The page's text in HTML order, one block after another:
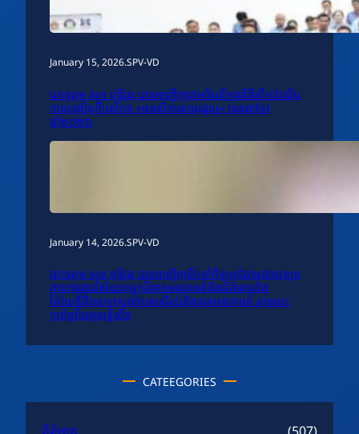
January 15, 2026.SPV-VD
ឯកឧត្តម សុខ ពុទ្ធិវុធ បានអញ្ជើញជាអធិបតីក្នុងពិធីបើកដំណើរ
ការបង្រៀនក្លឹបសិក្សា «មនសិការពលរដ្ឋល្អ» ខេត្តតាកែវ
ឆ្នាំ២០២៦
January 14, 2026.SPV-VD
ឯកឧត្តម សុខ ពុទ្ធិវុធ បានអញ្ជើញដឹកនាំកិច្ចប្រជុំតាមដានវឌ្ឍន
ភាពការងារវិស័យបច្ចេកវិទ្យាគមនាគមន៍និងព័ត៌មាននិង
វិស័យឌីជីថលក្រសួងប្រៃសណីយ៍និងទូរគមនាគមន៍ តាមរយៈ
ប្រព័ន្ធវីដេអូសន្និសីទ
CATEEGORIES